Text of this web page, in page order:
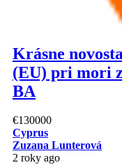
Krásne
(EU) pri mori
BA
€130000
Cyprus
Zuzana Lunterová
2 roky ago